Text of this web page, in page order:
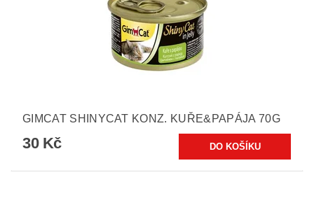
GIMCAT SHINYCAT KONZ. KUŘE&PAPÁJA 70G
30 Kč